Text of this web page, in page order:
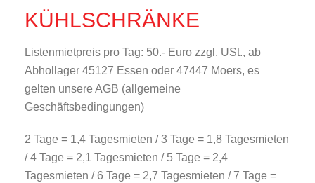
KÜHLSCHRÄNKE
Listenmietpreis pro Tag: 50.- Euro zzgl. USt., ab
Abhollager 45127 Essen oder 47447 Moers, es
gelten unsere AGB (allgemeine
Geschäftsbedingungen)
2 Tage = 1,4 Tagesmieten / 3 Tage = 1,8 Tagesmieten
/ 4 Tage = 2,1 Tagesmieten / 5 Tage = 2,4
Tagesmieten / 6 Tage = 2,7 Tagesmieten / 7 Tage =